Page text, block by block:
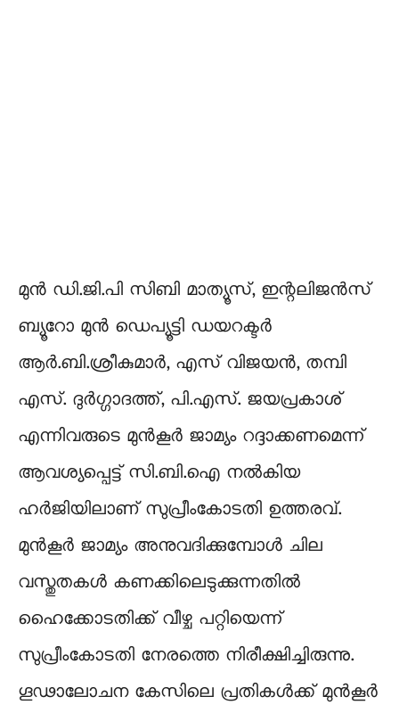
മുന്‍ ഡി.ജി.പി സിബി മാത്യൂസ്, ഇന്റലിജന്‍സ്
ബ്യൂറോ മുന്‍ ഡെപ്യൂട്ടി ഡയറക്ടര്‍
ആര്‍.ബി.ശ്രീകുമാര്‍, എസ് വിജയന്‍, തമ്പി
എസ്. ദുര്‍ഗ്ഗാദത്ത്, പി.എസ്. ജയപ്രകാശ്
എന്നിവരുടെ മുന്‍കൂര്‍ ജാമ്യം റദ്ദാക്കണമെന്ന്
ആവശ്യപ്പെട്ട് സി.ബി.ഐ നല്‍കിയ
ഹര്‍ജിയിലാണ് സുപ്രീംകോടതി ഉത്തരവ്.
മുന്‍കൂര്‍ ജാമ്യം അനുവദിക്കുമ്പോള്‍ ചില
വസ്തുതകള്‍ കണക്കിലെടുക്കുന്നതില്‍
ഹൈക്കോടതിക്ക് വീഴ്ച പറ്റിയെന്ന്
സുപ്രീംകോടതി നേരത്തെ നിരീക്ഷിച്ചിരുന്നു.
ഗൂഢാലോചന കേസിലെ പ്രതികള്‍ക്ക് മുന്‍കൂര്‍